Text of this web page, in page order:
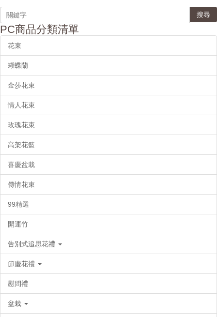
搜尋
PC商品分類清單
花束
蝴蝶蘭
金莎花束
情人花束
玫瑰花束
高架花籃
喜慶盆栽
傳情花束
99精選
開運竹
告別式追思花禮
節慶花禮
慰問禮
盆栽